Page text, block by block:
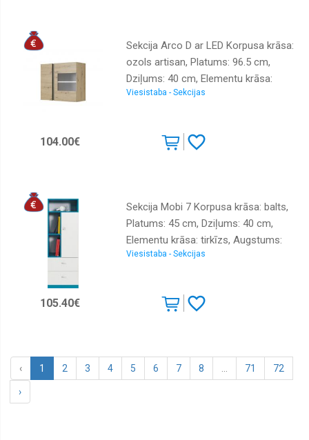
Sekcija Arco D ar LED Korpusa krāsa:
ozols artisan, Platums: 96.5 cm,
Dziļums: 40 cm, Elementu krāsa:
grafīts, Augstums: 82.5 cm, Sienas:
Viesistaba - Sekcijas
104.00€
Sekcija Mobi 7 Korpusa krāsa: balts,
Platums: 45 cm, Dziļums: 40 cm,
Elementu krāsa: tirkīzs, Augstums:
135 cm, Izgatavošanas materiāls:
Viesistaba - Sekcijas
105.40€
‹ 1 2 3 4 5 6 7 8 71 72
›